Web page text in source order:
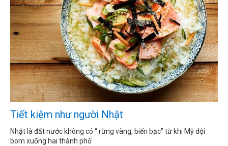
Tiết kiệm như người Nhật
Nhật là đất nước không có “ rừng vàng, biển bạc” từ khi Mỹ dội
bom xuống hai thành phố